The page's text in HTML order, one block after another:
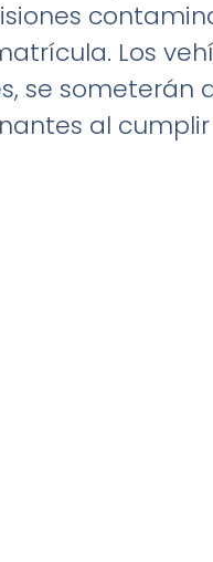
Los
se someterán
al cumplir